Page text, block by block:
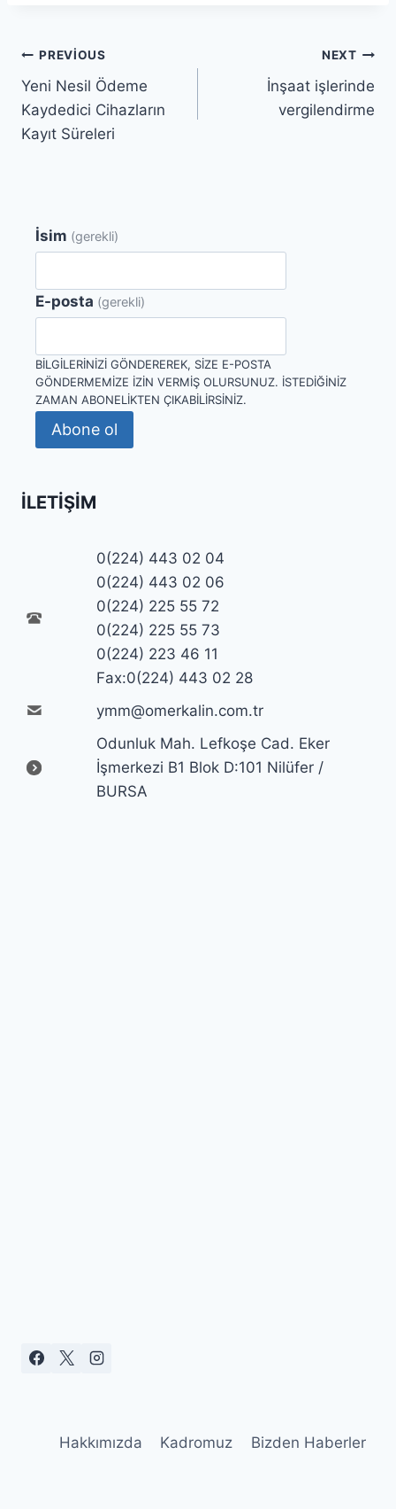
Yazı
gezinmesi
PREVIOUS
Yeni Nesil Ödeme
Kaydedici Cihazların
Kayıt Süreleri
NEXT
İnşaat işlerinde
vergilendirme
İsim (gerekli)
E-posta (gerekli)
BILGILERINIZI GÖNDEREREK, SIZE E-POSTA
GÖNDERMEMIZE IZIN VERMIŞ OLURSUNUZ. İSTEDIĞINIZ
ZAMAN ABONELIKTEN ÇIKABILIRSINIZ.
Abone ol
İLETIŞIM
0(224) 443 02 04
0(224) 443 02 06
0(224) 225 55 72
0(224) 225 55 73
0(224) 223 46 11
Fax:0(224) 443 02 28
ymm@omerkalin.com.tr
Odunluk Mah. Lefkoşe Cad. Eker
İşmerkezi B1 Blok D:101 Nilüfer /
BURSA
Hakkımızda Kadromuz Bizden Haberler